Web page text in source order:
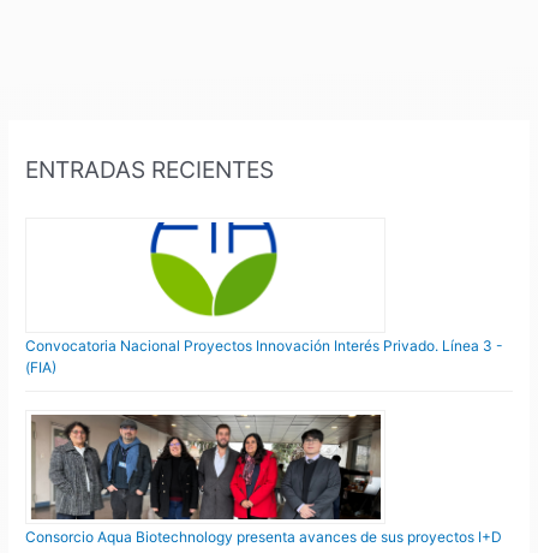
ENTRADAS RECIENTES
Convocatoria Nacional Proyectos Innovación Interés Privado. Línea 3 -
(FIA)
Consorcio Aqua Biotechnology presenta avances de sus proyectos I+D